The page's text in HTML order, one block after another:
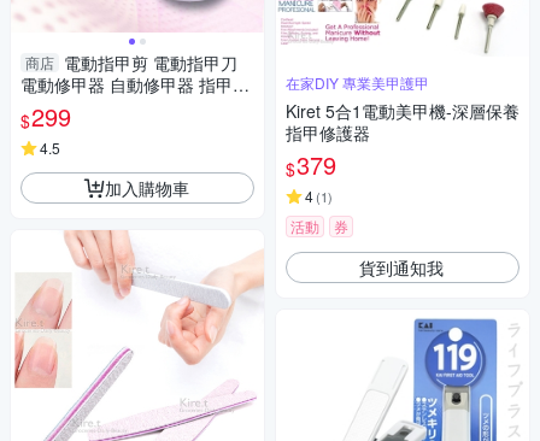
商店 電動指甲剪 電動指甲刀
電動修甲器 自動修甲器 指甲剪
修甲刀 磨甲機 美甲剪 兩段剪甲
模式
$299
4.5
加入購物車
在家DIY 專業美甲護甲
Kiret 5合1電動美甲機-深層保養
指甲修護器
$379
4(1)
活動 券
貨到通知我